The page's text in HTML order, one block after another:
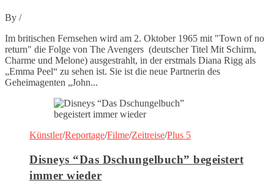
By /
Im britischen Fernsehen wird am 2. Oktober 1965 mit "Town of no
return" die Folge von The Avengers (deutscher Titel Mit Schirm,
Charme und Melone) ausgestrahlt, in der erstmals Diana Rigg als
„Emma Peel“ zu sehen ist. Sie ist die neue Partnerin des
Geheimagenten „John...
Künstler/Reportage/Filme/Zeitreise/Plus 5
Disneys “Das Dschungelbuch” begeistert
immer wieder